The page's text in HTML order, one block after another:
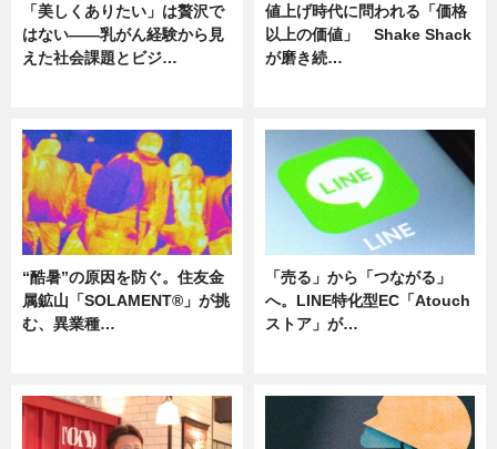
「美しくありたい」は贅沢で
はない――乳がん経験から見
えた社会課題とビジ…
値上げ時代に問われる「価格
以上の価値」 Shake Shack
が磨き続…
“酷暑”の原因を防ぐ。住友金
属鉱山「SOLAMENT®」が挑
む、異業種…
「売る」から「つながる」
へ。LINE特化型EC「Atouch
ストア」が…